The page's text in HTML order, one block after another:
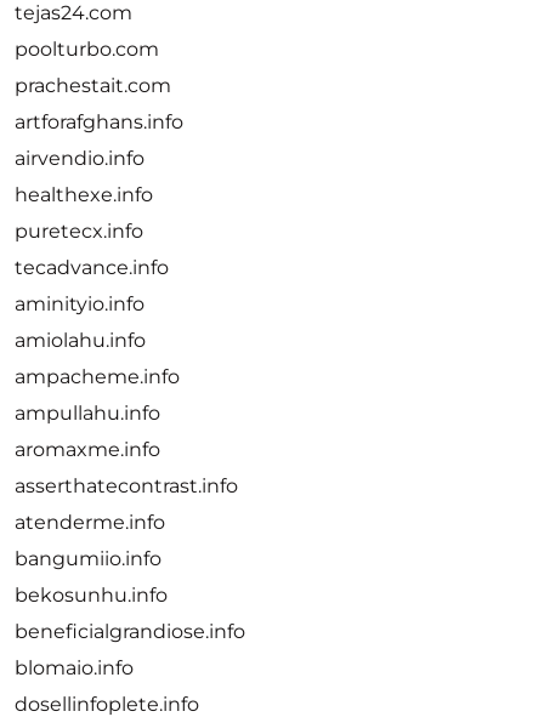
tejas24.com
poolturbo.com
prachestait.com
artforafghans.info
airvendio.info
healthexe.info
puretecx.info
tecadvance.info
aminityio.info
amiolahu.info
ampacheme.info
ampullahu.info
aromaxme.info
asserthatecontrast.info
atenderme.info
bangumiio.info
bekosunhu.info
beneficialgrandiose.info
blomaio.info
dosellinfoplete.info